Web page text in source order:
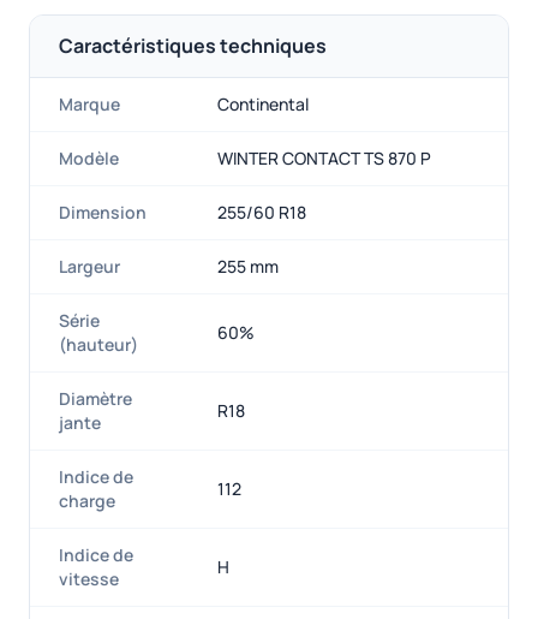
Caractéristiques techniques
Marque Continental
Modèle WINTER CONTACT TS 870 P
Dimension 255/60 R18
Largeur 255 mm
Série
(hauteur)
60%
Diamètre
jante
R18
Indice de
charge
112
Indice de
vitesse
H